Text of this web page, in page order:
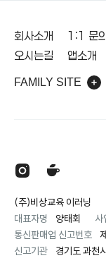
회사소개 1:1 문
오시는길
앱소개
FAMILY SITE
(주)비상교육 이러닝
대표자명
양태회 사
통신판매업 신고번호
신고기관
경기도 과천